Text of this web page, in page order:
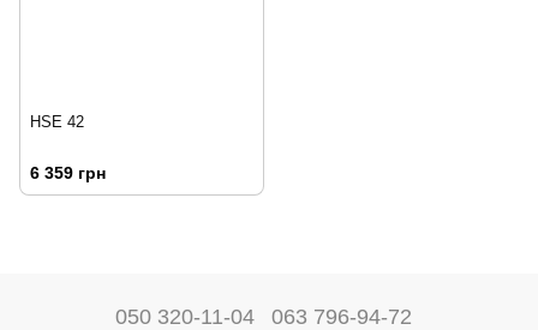
HSE 42
6 359 грн
050 320-11-04 063 796-94-72